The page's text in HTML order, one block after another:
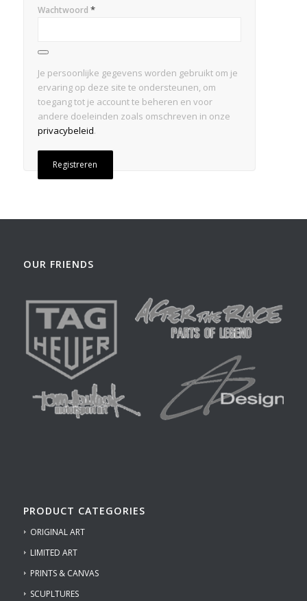
Wachtwoord *
Je persoonlijke gegevens worden gebruikt om je
ervaring op deze site te ondersteunen, om
toegang tot je account te beheren en voor
andere doeleinden zoals omschreven in onze
privacybeleid.
Registreren
OUR FRIENDS
PRODUCT CATEGORIES
ORIGINAL ART
LIMITED ART
PRINTS & CANVAS
SCUPLTURES